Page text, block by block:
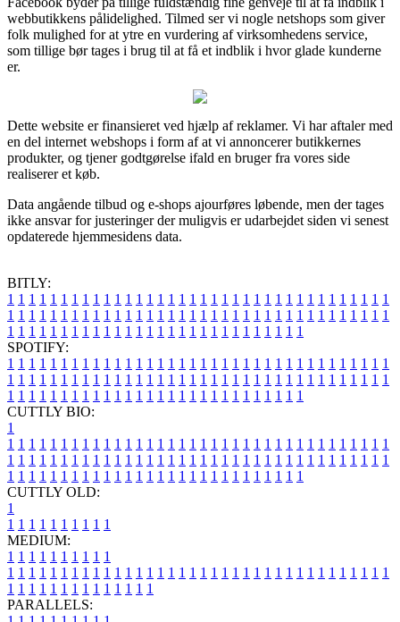
webbutikkens pålidelighed. Tilmed ser vi nogle netshops som giver
folk mulighed for at ytre en vurdering af virksomhedens service,
som tillige bør tages i brug til at få et indblik i hvor glade kunderne
er.
Dette website er finansieret ved hjælp af reklamer. Vi har aftaler med
en del internet webshops i form af at vi annoncerer butikkernes
produkter, og tjener godtgørelse ifald en bruger fra vores side
realiserer et køb.
Data angående tilbud og e-shops ajourføres løbende, men der tages
ikke ansvar for justeringer der muligvis er udarbejdet siden vi senest
opdaterede hjemmesidens data.
BITLY:
1 1 1 1 1 1 1 1 1 1 1 1 1 1 1 1 1 1 1 1 1 1 1 1 1 1 1 1 1 1 1 1 1 1 1 1
1 1 1 1 1 1 1 1 1 1 1 1 1 1 1 1 1 1 1 1 1 1 1 1 1 1 1 1 1 1 1 1 1 1 1 1
1 1 1 1 1 1 1 1 1 1 1 1 1 1 1 1 1 1 1 1 1 1 1 1 1 1 1 1
SPOTIFY:
1 1 1 1 1 1 1 1 1 1 1 1 1 1 1 1 1 1 1 1 1 1 1 1 1 1 1 1 1 1 1 1 1 1 1 1
1 1 1 1 1 1 1 1 1 1 1 1 1 1 1 1 1 1 1 1 1 1 1 1 1 1 1 1 1 1 1 1 1 1 1 1
1 1 1 1 1 1 1 1 1 1 1 1 1 1 1 1 1 1 1 1 1 1 1 1 1 1 1 1
CUTTLY BIO:
1
1 1 1 1 1 1 1 1 1 1 1 1 1 1 1 1 1 1 1 1 1 1 1 1 1 1 1 1 1 1 1 1 1 1 1 1
1 1 1 1 1 1 1 1 1 1 1 1 1 1 1 1 1 1 1 1 1 1 1 1 1 1 1 1 1 1 1 1 1 1 1 1
1 1 1 1 1 1 1 1 1 1 1 1 1 1 1 1 1 1 1 1 1 1 1 1 1 1 1 1
CUTTLY OLD:
1
1 1 1 1 1 1 1 1 1 1
MEDIUM:
1 1 1 1 1 1 1 1 1 1
1 1 1 1 1 1 1 1 1 1 1 1 1 1 1 1 1 1 1 1 1 1 1 1 1 1 1 1 1 1 1 1 1 1 1 1
1 1 1 1 1 1 1 1 1 1 1 1 1 1
PARALLELS: